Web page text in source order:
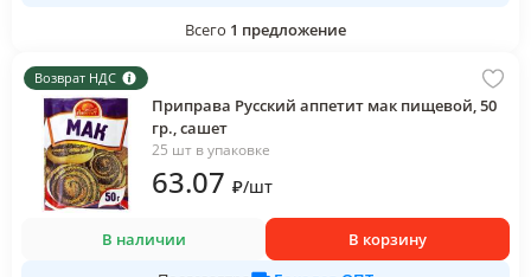
Всего 1 предложение
Возврат НДС
Приправа Русский аппетит мак пищевой, 50
гр., сашет
25 шт в упаковке
63.07 ₽/шт
В наличии
В корзину